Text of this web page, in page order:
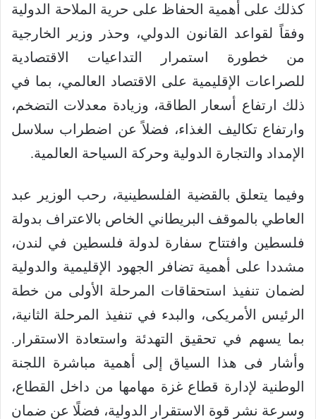
كذلك على أهمية الحفاظ على حرية الملاحة الدولية
وفقاً لقواعد القانون الدولي، وحذر وزير الخارجية
من خطورة استمرار التداعيات الاقتصادية
للصراعات الإقليمية على الاقتصاد العالمي، بما في
ذلك ارتفاع أسعار الطاقة، وزيادة معدلات التضخم،
وارتفاع تكاليف الغذاء، فضلاً عن اضطراب سلاسل
الإمداد والتجارة الدولية وحركة السياحة العالمية.
وفيما يتعلق بالقضية الفلسطينية، رحب الوزير عبد
العاطي بالموقف البريطاني الخاص بالاعتراف بدولة
فلسطين وافتتاح سفارة لدولة فلسطين في لندن،
مشددا على أهمية تضافر الجهود الإقليمية والدولية
لضمان تنفيذ استحقاقات المرحلة الأولى من خطة
الرئيس الأمريكى، والبدء في تنفيذ المرحلة الثانية،
بما يسهم في تحقيق التهدئة واستعادة الاستقرار.
وأشار فى هذا السياق إلى أهمية مباشرة اللجنة
الوطنية لإدارة قطاع غزة مهامها من داخل القطاع،
وسرعة نشر قوة الاستقرار الدولية، فضلًا عن ضمان